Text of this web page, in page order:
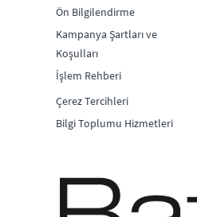
Ön Bilgilendirme
Kampanya Şartları ve
Koşulları
İşlem Rehberi
Çerez Tercihleri
Bilgi Toplumu Hizmetleri